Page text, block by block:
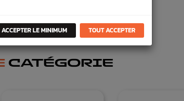
CATÉGORIE
ACCEPTER LE MINIMUM TOUT ACCEPTER